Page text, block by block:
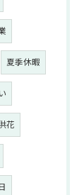
夏季休暇
花